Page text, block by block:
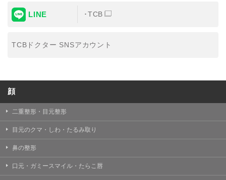
LINE TCB
TCBドクター SNSアカウント
顔
二重整形・目元整形
目元のクマ・しわ・たるみ取り
鼻の整形
口元・ガミースマイル・たらこ唇